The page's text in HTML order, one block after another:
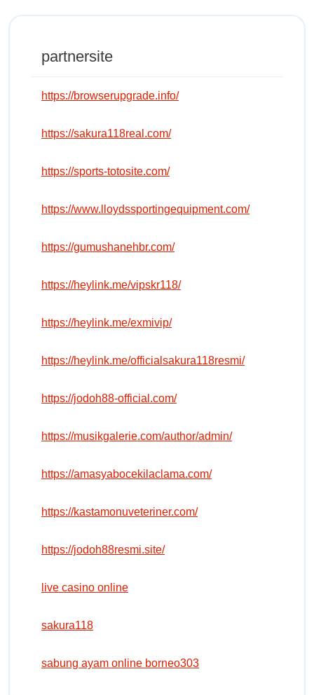
partnersite
https://browserupgrade.info/
https://sakura118real.com/
https://sports-totosite.com/
https://www.lloydssportingequipment.com/
https://gumushanehbr.com/
https://heylink.me/vipskr118/
https://heylink.me/exmivip/
https://heylink.me/officialsakura118resmi/
https://jodoh88-official.com/
https://musikgalerie.com/author/admin/
https://amasyabocekilaclama.com/
https://kastamonuveteriner.com/
https://jodoh88resmi.site/
live casino online
sakura118
sabung ayam online borneo303